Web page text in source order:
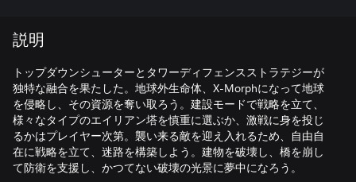
説明
トップダウンシューターとタワーディフェンスストラテジーが
独特な融合を果たした。地球外生命体、X-Morphになって地球
を侵略し、その資源を奪い取ろう。建設モードで戦略を立て、
様々なタイプのエイリアン塔を慎重に選ぶか、激戦に身を投じ
るかはプレイヤー次第。襲い来る敵を迎え入れるため、自由自
在に戦略を立て、迷路を構築しよう。建物を破壊し、橋を崩し
て防衛を支援し、かつてない破壊の光景に夢中になろう。